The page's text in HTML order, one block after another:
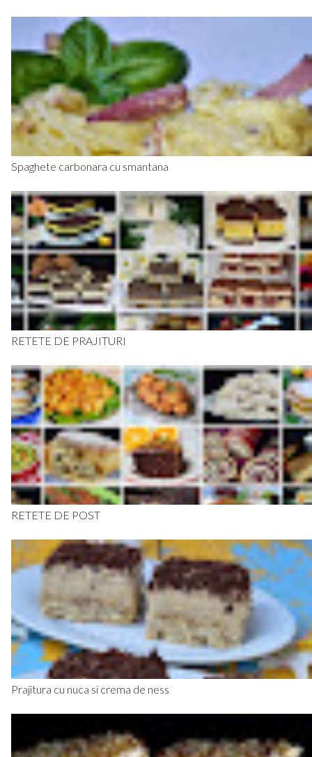
Spaghete carbonara cu smantana
RETETE DE PRAJITURI
RETETE DE POST
Prajitura cu nuca si crema de ness